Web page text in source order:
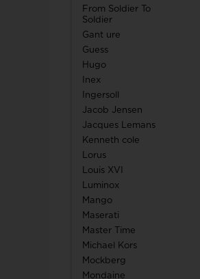
From Soldier To
Soldier
Gant ure
Guess
Hugo
Inex
Ingersoll
Jacob Jensen
Jacques Lemans
Kenneth cole
Lorus
Louis XVI
Luminox
Mango
Maserati
Master Time
Michael Kors
Mockberg
Mondaine